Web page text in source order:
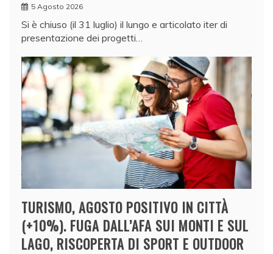
5 Agosto 2026
Si è chiuso (il 31 luglio) il lungo e articolato iter di
presentazione dei progetti…
TURISMO, AGOSTO POSITIVO IN CITTÀ
(+10%). FUGA DALL’AFA SUI MONTI E SUL
LAGO, RISCOPERTA DI SPORT E OUTDOOR